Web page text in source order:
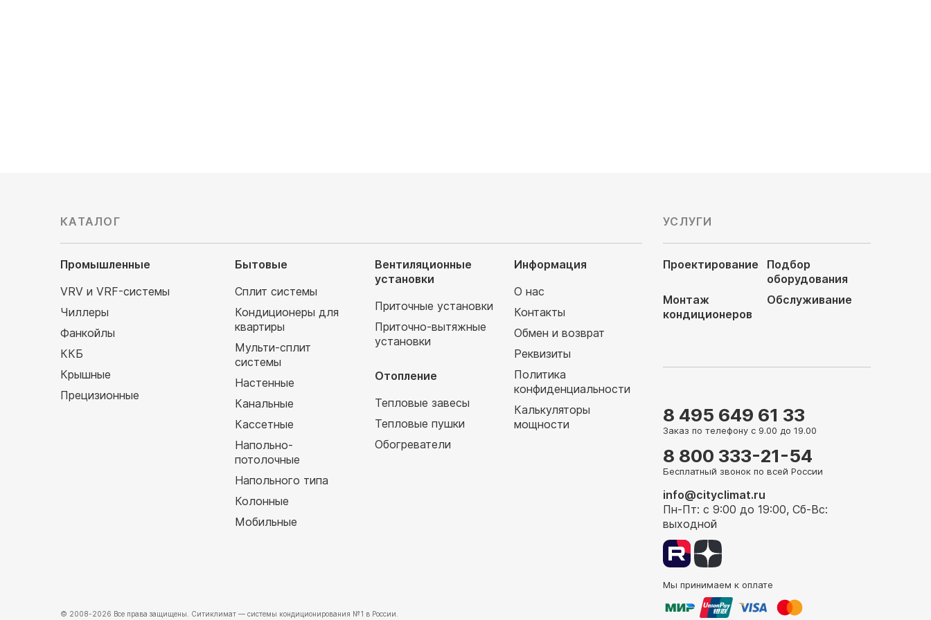
КАТАЛОГ
Промышленные
VRV и VRF-системы
Чиллеры
Фанкойлы
ККБ
Крышные
Прецизионные
Бытовые
Сплит системы
Кондиционеры для
квартиры
Мульти-сплит
системы
Настенные
Канальные
Кассетные
Напольно-
потолочные
Напольного типа
Колонные
Мобильные
Вентиляционные
установки
Приточные установки
Приточно-вытяжные
установки
Отопление
Тепловые завесы
Тепловые пушки
Обогреватели
Информация
О нас
Контакты
Обмен и возврат
Реквизиты
Политика
конфиденциальности
Калькуляторы
мощности
© 2008-2026 Все права защищены. Ситиклимат — системы кондиционирования №1 в России.
УСЛУГИ
Проектирование
Подбор
оборудования
Монтаж
кондиционеров
Обслуживание
8 495 649 61 33
Заказ по телефону с 9.00 до 19.00
8 800 333-21-54
Бесплатный звонок по всей России
info@cityclimat.ru
Пн-Пт: с 9:00 до 19:00, Сб-Вс:
выходной
Мы принимаем к оплате